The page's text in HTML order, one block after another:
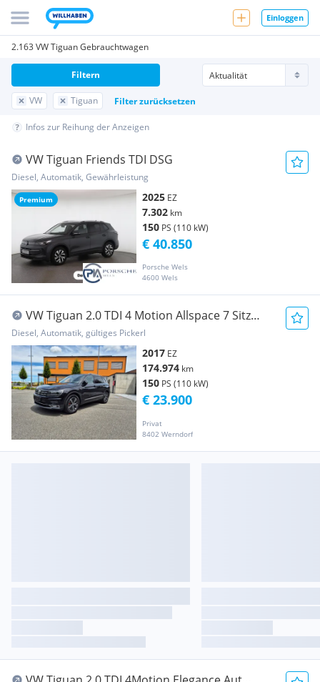
Einloggen
2.163 VW Tiguan Gebrauchtwagen
VW Tiguan Filter zurücksetzen
Filtern
Infos zur Reihung der Anzeigen
Premium
VW Tiguan Friends TDI DSG
Diesel, Automatik, Gewährleistung
2025 EZ
7.302 km
150 PS (110 kW)
Porsche Wels
4600 Wels
€ 40.850
VW Tiguan 2.0 TDI 4 Motion Allspace 7 Sitz
Highline
Diesel, Automatik, gültiges Pickerl
2017 EZ
174.974 km
150 PS (110 kW)
Privat
8402 Werndorf
€ 23.900